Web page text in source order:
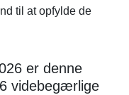
til at opfylde de
er denne
videbegærlige